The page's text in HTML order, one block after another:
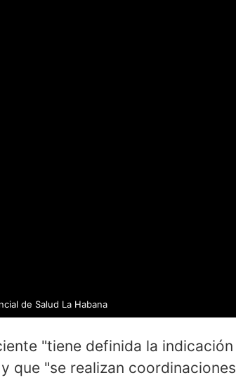
de Salud La Habana
"tiene definida la indicación
que "se realizan coordinaciones